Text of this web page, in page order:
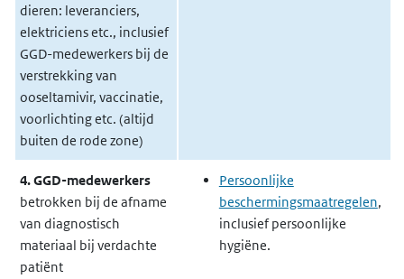
dieren: leveranciers,
elektriciens etc., inclusief
GGD-medewerkers bij de
verstrekking van
ooseltamivir, vaccinatie,
voorlichting etc. (altijd
buiten de rode zone)
4. GGD-medewerkers
betrokken bij de afname
van diagnostisch
materiaal bij verdachte
patiënt
Persoonlijke
beschermingsmaatregelen,
inclusief persoonlijke
hygiëne.